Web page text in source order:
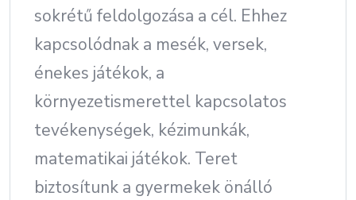
sokrétű feldolgozása a cél. Ehhez
kapcsolódnak a mesék, versek,
énekes játékok, a
környezetismerettel kapcsolatos
tevékenységek, kézimunkák,
matematikai játékok. Teret
biztosítunk a gyermekek önálló